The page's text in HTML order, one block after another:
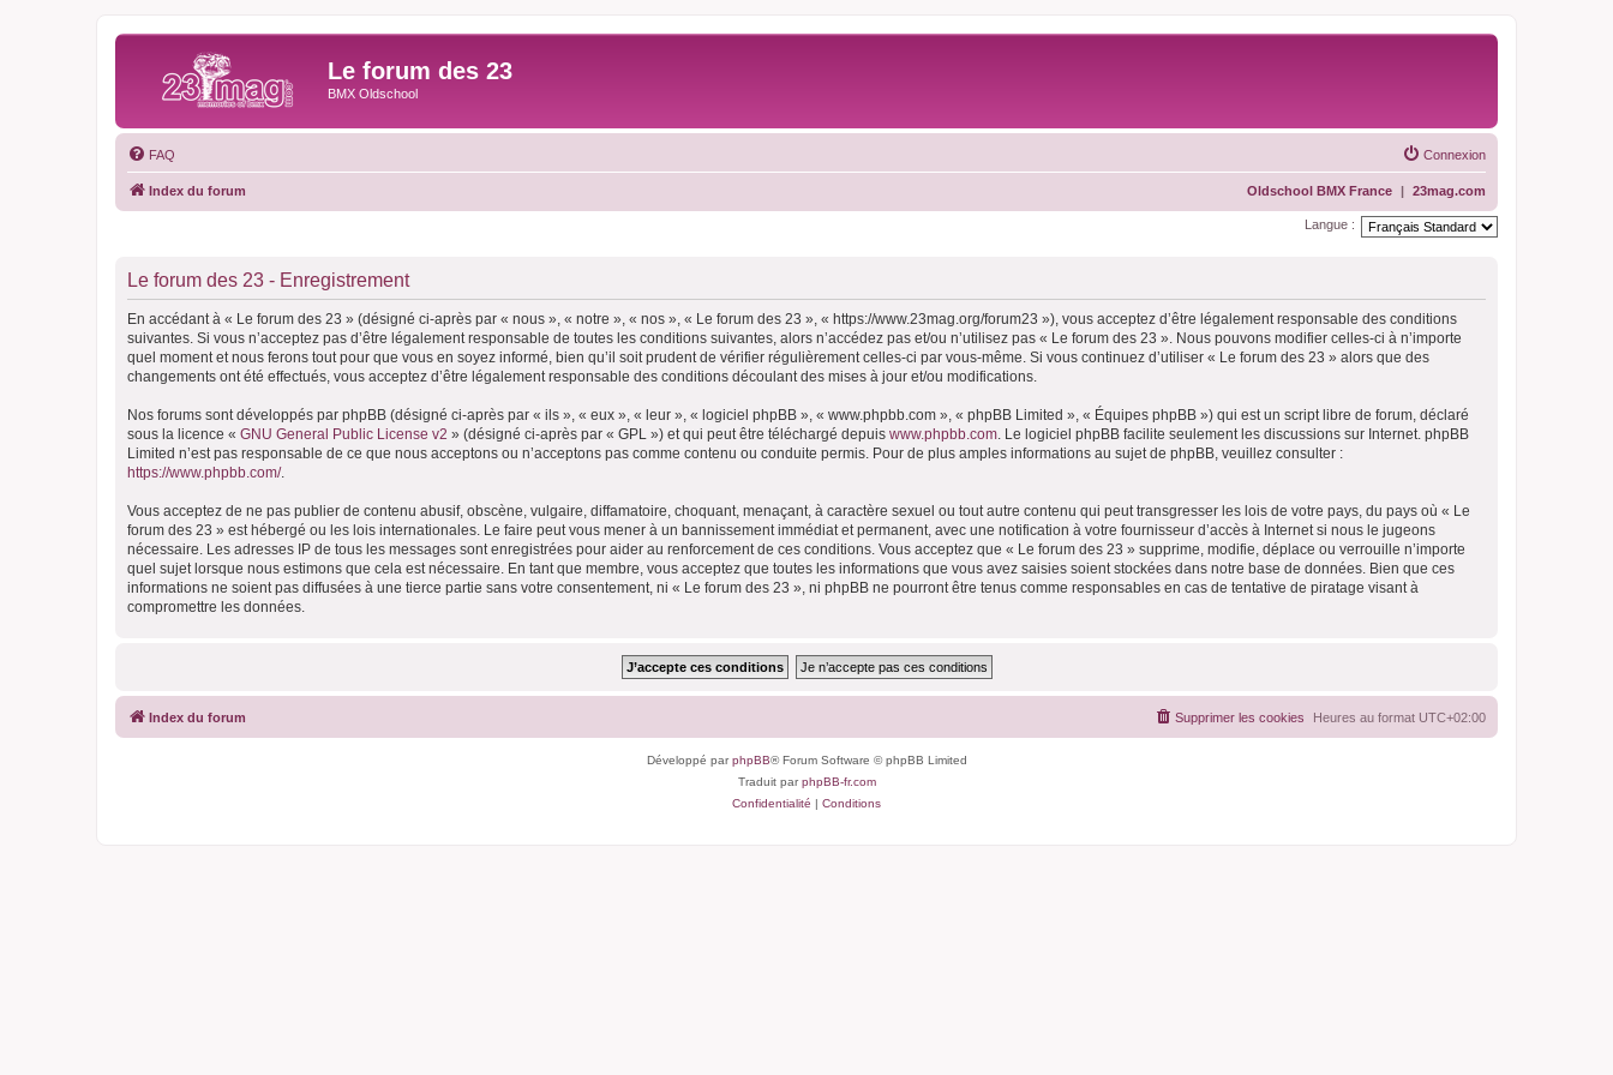
Le forum des 23
BMX Oldschool
FAQ Connexion
Index du forum 23mag.com
|
Oldschool BMX France
Langue :
Le forum des 23 - Enregistrement
En accédant à « Le forum des 23 » (désigné ci-après par « nous », « notre », « nos », « Le forum des 23 », « https://www.23mag.org/forum23 »), vous acceptez d’être légalement responsable des conditions
suivantes. Si vous n’acceptez pas d’être légalement responsable de toutes les conditions suivantes, alors n’accédez pas et/ou n’utilisez pas « Le forum des 23 ». Nous pouvons modifier celles-ci à n’importe
quel moment et nous ferons tout pour que vous en soyez informé, bien qu’il soit prudent de vérifier régulièrement celles-ci par vous-même. Si vous continuez d’utiliser « Le forum des 23 » alors que des
changements ont été effectués, vous acceptez d’être légalement responsable des conditions découlant des mises à jour et/ou modifications.
Nos forums sont développés par phpBB (désigné ci-après par « ils », « eux », « leur », « logiciel phpBB », « www.phpbb.com », « phpBB Limited », « Équipes phpBB ») qui est un script libre de forum, déclaré
sous la licence « GNU General Public License v2 » (désigné ci-après par « GPL ») et qui peut être téléchargé depuis www.phpbb.com. Le logiciel phpBB facilite seulement les discussions sur Internet. phpBB
Limited n’est pas responsable de ce que nous acceptons ou n’acceptons pas comme contenu ou conduite permis. Pour de plus amples informations au sujet de phpBB, veuillez consulter :
https://www.phpbb.com/.
Vous acceptez de ne pas publier de contenu abusif, obscène, vulgaire, diffamatoire, choquant, menaçant, à caractère sexuel ou tout autre contenu qui peut transgresser les lois de votre pays, du pays où « Le
forum des 23 » est hébergé ou les lois internationales. Le faire peut vous mener à un bannissement immédiat et permanent, avec une notification à votre fournisseur d’accès à Internet si nous le jugeons
nécessaire. Les adresses IP de tous les messages sont enregistrées pour aider au renforcement de ces conditions. Vous acceptez que « Le forum des 23 » supprime, modifie, déplace ou verrouille n’importe
quel sujet lorsque nous estimons que cela est nécessaire. En tant que membre, vous acceptez que toutes les informations que vous avez saisies soient stockées dans notre base de données. Bien que ces
informations ne soient pas diffusées à une tierce partie sans votre consentement, ni « Le forum des 23 », ni phpBB ne pourront être tenus comme responsables en cas de tentative de piratage visant à
compromettre les données.
Index du forum Heures au format UTC+02:00
Supprimer les cookies
Développé parphpBB® Forum Software © phpBB Limited
Traduit parphpBB-fr.com
Confidentialité | Conditions